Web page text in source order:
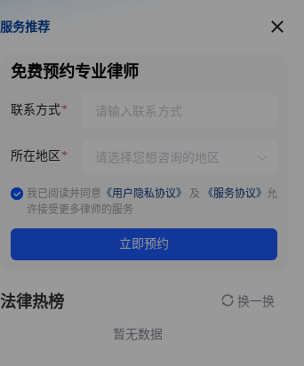
服务推荐
服务推荐
免费预约专业律师
联系方式
所在地区
我已阅读并同意 《用户隐私协议》 及 《服务协议》 允
许接受更多律师的服务
立即预约
法律热榜 换一换
暂无数据